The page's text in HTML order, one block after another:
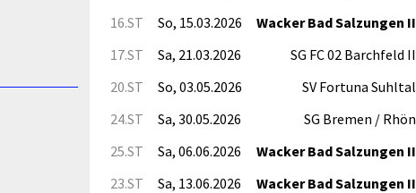
16.ST
So, 15.03.2026 Wacker Bad Salzungen II
17.ST
Sa, 21.03.2026 SG FC 02 Barchfeld II
20.ST
So, 03.05.2026 SV Fortuna Suhltal
24.ST
Sa, 30.05.2026 SG Bremen / Rhön
25.ST
Sa, 06.06.2026 Wacker Bad Salzungen II
23.ST
Sa, 13.06.2026 Wacker Bad Salzungen II